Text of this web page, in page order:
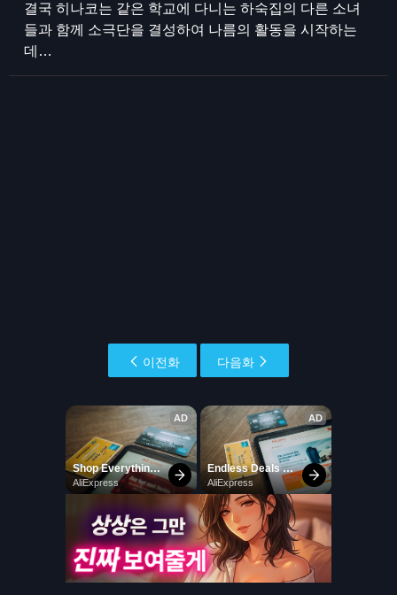
결국 히나코는 같은 학교에 다니는 하숙집의 다른 소녀
들과 함께 소극단을 결성하여 나름의 활동을 시작하는
데…
이전화 다음화